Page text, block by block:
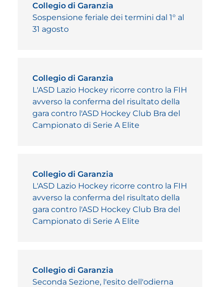
Collegio di Garanzia
Sospensione feriale dei termini dal 1° al
31 agosto
Collegio di Garanzia
L'ASD Lazio Hockey ricorre contro la FIH
avverso la conferma del risultato della
gara contro l'ASD Hockey Club Bra del
Campionato di Serie A Elite
Collegio di Garanzia
L'ASD Lazio Hockey ricorre contro la FIH
avverso la conferma del risultato della
gara contro l'ASD Hockey Club Bra del
Campionato di Serie A Elite
Collegio di Garanzia
Seconda Sezione, l'esito dell'odierna